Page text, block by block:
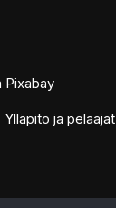
Pixabay
ja pelaajat